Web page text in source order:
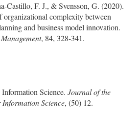
Castillo, F. J., & Svensson, G. (2020).
organizational complexity between
and business model innovation.
, 84, 328-341.
Science. Journal of the
Science, (50) 12.